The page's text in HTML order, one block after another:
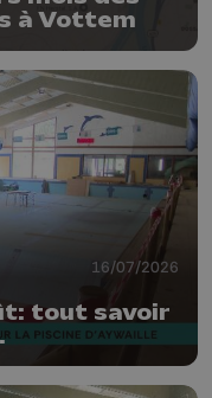
à Vottem
16/07/2026
tout savoir